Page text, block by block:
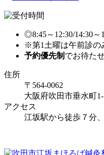
◎8:45～12:30/14:30～
※第1土曜は午前診の
予約優先制 でお待た
住所
〒564-0062
大阪府吹田市垂水町
アクセス
江坂駅から徒歩７分